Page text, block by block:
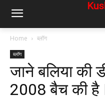
Home ब्लॉग
ब्लॉग
जाने बलिया की
2008 बैच की है